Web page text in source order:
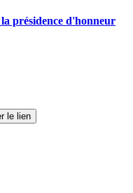
présidence d'honneur
le lien